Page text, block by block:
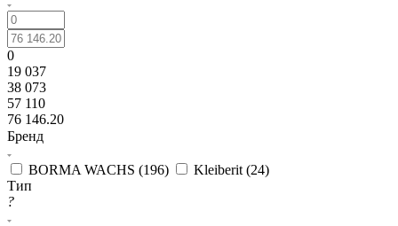
0
19 037
38 073
57 110
76 146.20
Бренд
BORMA WACHS (196) Kleiberit (24)
Тип
?